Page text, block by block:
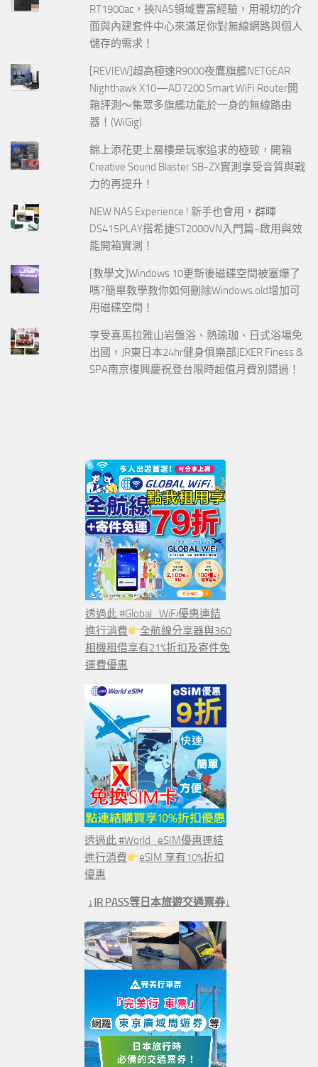
RT1900ac，挾NAS領域豐富經驗，用親切的介
面與內建套件中心來滿足你對無線網路與個人
儲存的需求！
[REVIEW]超高極速R9000夜鷹旗艦NETGEAR
Nighthawk X10—AD7200 Smart WiFi Router開
箱評測～集眾多旗艦功能於一身的無線路由
器！(WiGig)
錦上添花更上層樓是玩家追求的極致，開箱
Creative Sound Blaster SB-ZX實測享受音質與戰
力的再提升！
NEW NAS Experience ! 新手也會用，群暉
DS415PLAY搭希捷ST2000VN入門篇~啟用與效
能開箱實測！
[教學文]Windows 10更新後磁碟空間被塞爆了
嗎?簡單教學教你如何刪除Windows.old增加可
用磁碟空間！
享受喜馬拉雅山岩盤浴、熱瑜珈、日式浴場免
出國，JR東日本24hr健身俱樂部JEXER Finess &
SPA南京復興慶祝登台限時超值月費別錯過！
透過此 #Global_WiFi優惠連結
進行消費
全航線分享器與360
相機租借享有21%折扣及寄件免
運費優惠
透過此 #World_eSIM優惠連結
進行消費
eSIM 享有10%折扣
優惠
↓JR PASS等日本旅遊交通票券↓